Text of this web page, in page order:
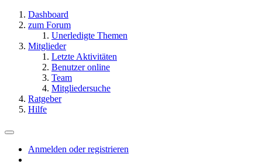
Dashboard
zum Forum
Unerledigte Themen
Mitglieder
Letzte Aktivitäten
Benutzer online
Team
Mitgliedersuche
Ratgeber
Hilfe
Anmelden oder registrieren